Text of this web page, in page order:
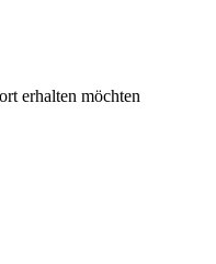
erhalten möchten